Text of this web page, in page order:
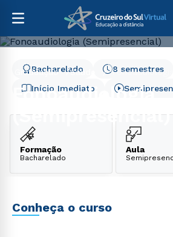
Graduação Saúde
Fonoaudiologia
(Semipresencial)
Início Imediato
8 semestres
Bacharelado
Formação
Bacharelado
Aula
Conheça o curso